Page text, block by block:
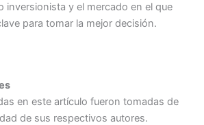
inversionista y el mercado en el que
para tomar la mejor decisión.
en este artículo fueron tomadas de
de sus respectivos autores.